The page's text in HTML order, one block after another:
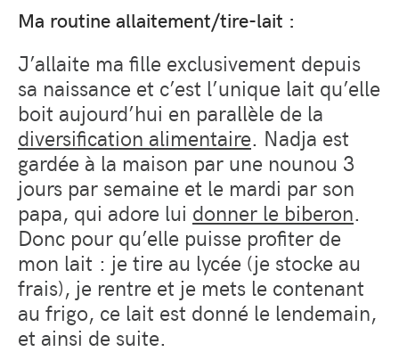
Ma routine allaitement/tire-lait :
J’allaite ma fille exclusivement depuis
sa naissance et c’est l’unique lait qu’elle
boit aujourd’hui en parallèle de la
diversification alimentaire. Nadja est
gardée à la maison par une nounou 3
jours par semaine et le mardi par son
papa, qui adore lui donner le biberon.
Donc pour qu’elle puisse profiter de
mon lait : je tire au lycée (je stocke au
frais), je rentre et je mets le contenant
au frigo, ce lait est donné le lendemain,
et ainsi de suite.